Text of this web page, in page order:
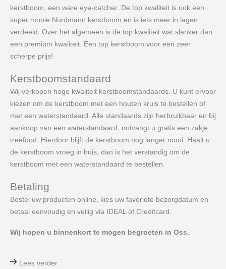
kerstboom, een ware eye-catcher. De top kwaliteit is ook een
super mooie Nordmann kerstboom en is iets meer in lagen
verdeeld. Over het algemeen is de top kwaliteit wat slanker dan
een premium kwaliteit. Een top kerstboom voor een zeer
scherpe prijs!
Kerstboomstandaard
Wij verkopen hoge kwaliteit kerstboomstandaards. U kunt ervoor
kiezen om de kerstboom met een houten kruis te bestellen of
met een waterstandaard. Alle standaards zijn herbruikbaar en bij
aankoop van een waterstandaard, ontvangt u gratis een zakje
treefood. Hierdoor blijft de kerstboom nog langer mooi. Haalt u
de kerstboom vroeg in huis, dan is het verstandig om de
kerstboom met een waterstandaard te bestellen.
Betaling
Bestel uw producten online, kies uw favoriete bezorgdatum en
betaal eenvoudig en veilig via IDEAL of Creditcard.
Wij hopen u binnenkort te mogen begroeten in Oss.
Lees verder